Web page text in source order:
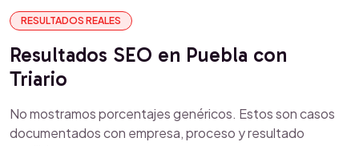
RESULTADOS REALES
Resultados SEO en Puebla con
Triario
No mostramos porcentajes genéricos. Estos son casos
documentados con empresa, proceso y resultado